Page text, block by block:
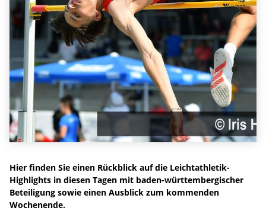
Hier finden Sie einen Rückblick auf die Leichtathletik-
Highlights in diesen Tagen mit baden-württembergischer
Beteiligung sowie einen Ausblick zum kommenden
Wochenende.